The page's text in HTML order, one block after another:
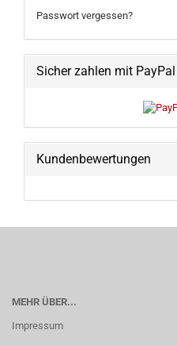
Passwort vergessen?
Sicher zahlen mit PayPal
Kundenbewertungen
MEHR ÜBER...
Impressum